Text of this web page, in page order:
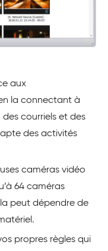
aux
la connectant à
courriels et des
des activités
caméras vidéo
64 caméras
peut dépendre de
propres règles qui